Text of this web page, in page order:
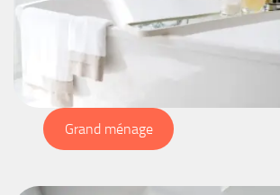
Grand ménage